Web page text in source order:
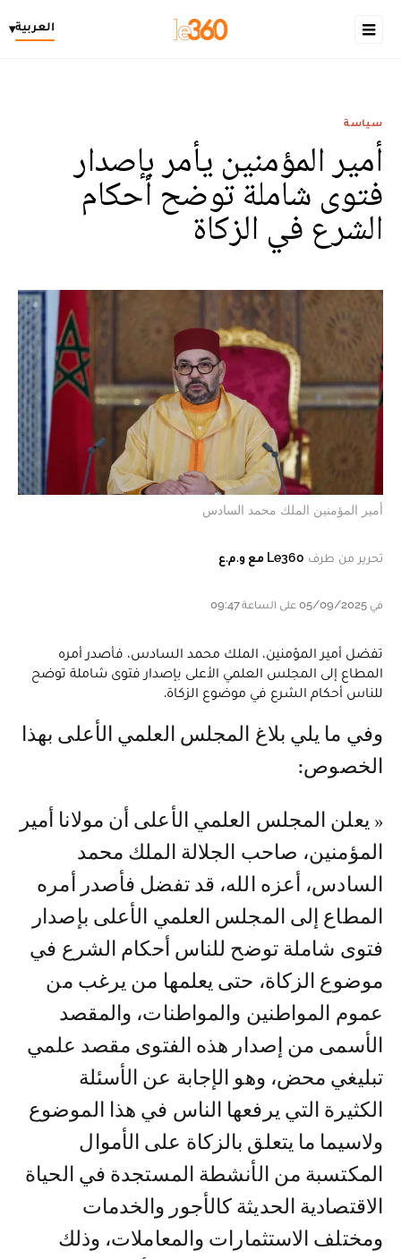
العربية▾
سياسة
أمير المؤمنين يأمر بإصدار
فتوى شاملة توضح أحكام
الشرع في الزكاة
أمير المؤمنين الملك محمد السادس
تحرير من طرف Le360 مع و.م.ع
في 05/09/2025 على الساعة 09:47
تفضل أمير المؤمنين، الملك محمد السادس، فأصدر أمره
المطاع إلى المجلس العلمي الأعلى بإصدار فتوى شاملة توضح
للناس أحكام الشرع في موضوع الزكاة.
وفي ما يلي بلاغ المجلس العلمي الأعلى بهذا
الخصوص:
« يعلن المجلس العلمي الأعلى أن مولانا أمير
المؤمنين، صاحب الجلالة الملك محمد
السادس، أعزه الله، قد تفضل فأصدر أمره
المطاع إلى المجلس العلمي الأعلى بإصدار
فتوى شاملة توضح للناس أحكام الشرع في
موضوع الزكاة، حتى يعلمها من يرغب من
عموم المواطنين والمواطنات، والمقصد
الأسمى من إصدار هذه الفتوى مقصد علمي
تبليغي محض، وهو الإجابة عن الأسئلة
الكثيرة التي يرفعها الناس في هذا الموضوع
ولاسيما ما يتعلق بالزكاة على الأموال
المكتسبة من الأنشطة المستجدة في الحياة
الاقتصادية الحديثة كالأجور والخدمات
ومختلف الاستثمارات والمعاملات، وذلك